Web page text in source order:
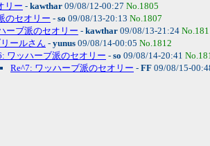
リー - kawthar 09/08/12-00:27 No.1805
のセオリー - so 09/08/13-20:13 No.1807
ーブ派のセオリー - kawthar 09/08/13-21:24
ールさん - yunus 09/08/14-00:05 No.1812
ワッハーブ派のセオリー - so 09/08/14-20:41
Re^7: ワッハーブ派のセオリー - FF 09/08/15-